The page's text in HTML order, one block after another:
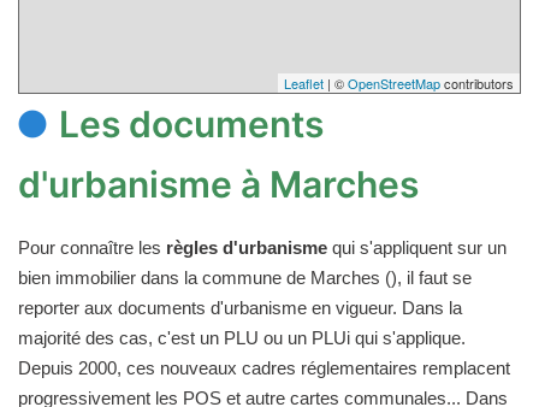
Leaflet | ©OpenStreetMapcontributors
Les documents
d'urbanisme à Marches
Pour connaître les règles d'urbanisme qui s'appliquent sur un
bien immobilier dans la commune de Marches (), il faut se
reporter aux documents d'urbanisme en vigueur. Dans la
majorité des cas, c'est un PLU ou un PLUi qui s'applique.
Depuis 2000, ces nouveaux cadres réglementaires remplacent
progressivement les POS et autre cartes communales... Dans